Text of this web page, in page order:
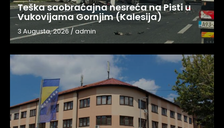
Teška saobraćajna nesreća na Pisti u
Vukovijama Gornjim (Kalesija)
3 Augusta, 2026/admin